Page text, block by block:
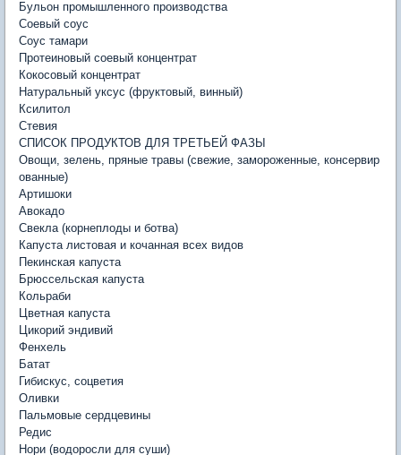
Бульон промышленного производства
Соевый соус
Соус тамари
Протеиновый соевый концентрат
Кокосовый концентрат
Натуральный уксус (фруктовый, винный)
Ксилитол
Стевия
СПИСОК ПРОДУКТОВ ДЛЯ ТРЕТЬЕЙ ФАЗЫ
Овощи, зелень, пряные травы (свежие, замороженные, консервир
ованные)
Артишоки
Авокадо
Свекла (корнеплоды и ботва)
Капуста листовая и кочанная всех видов
Пекинская капуста
Брюссельская капуста
Кольраби
Цветная капуста
Цикорий эндивий
Фенхель
Батат
Гибискус, соцветия
Оливки
Пальмовые сердцевины
Редис
Нори (водоросли для суши)